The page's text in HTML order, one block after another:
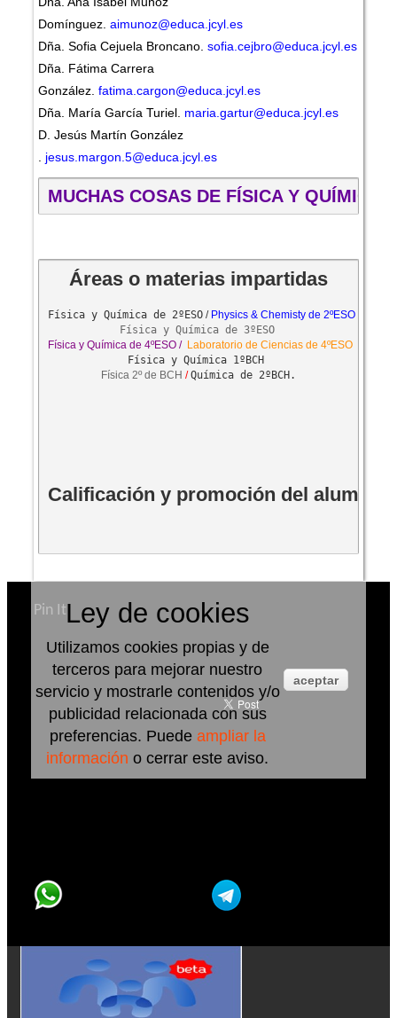
Domínguez. aimunoz@educa.jcyl.es
Dña. Sofia Cejuela Broncano. sofia.cejbro@educa.jcyl.es
Dña. Fátima Carrera
González. fatima.cargon@educa.jcyl.es
Dña. María García Turiel. maria.gartur@educa.jcyl.es
D. Jesús Martín González
jesus.margon.5@educa.jcyl.es
MUCHAS COSAS DE FÍSICA Y QUÍMICA
Física y Química de 2ºESO /
Física y Química de 3ºESO
Física y Química de 4ºESO / Laboratorio de Ciencias de 4ºESO
Física 2º de BCH / Química de 2ºBCH.
Calificación y promoción del
Pin ItLey de cookies
Utilizamos cookies propias y de
terceros para mejorar nuestro
servicio y mostrarle contenidos y/o
publicidad relacionada con sus
preferencias. Puede ampliar la
información o cerrar este aviso.
aceptar